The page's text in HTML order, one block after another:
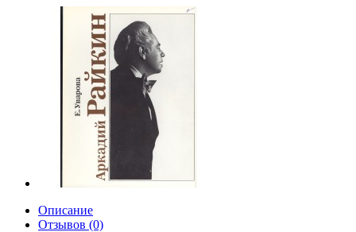
Описание
Отзывов (0)